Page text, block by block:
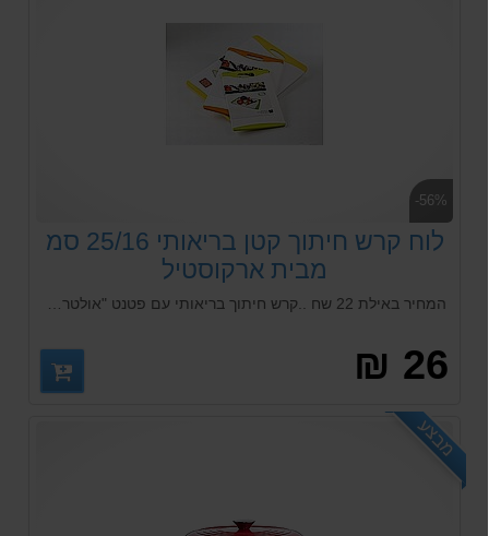
-56%
לוח קרש חיתוך קטן בריאותי 25/16 סמ
מבית ארקוסטיל
המחיר באילת 22 שח ..קרש חיתוך בריאותי עם פטנט "אולטרא פרש" בעל חומר ה"מיקרובן".הקוטל בקטריות ועובש על גבי הלוח.
26 ₪
מבצע